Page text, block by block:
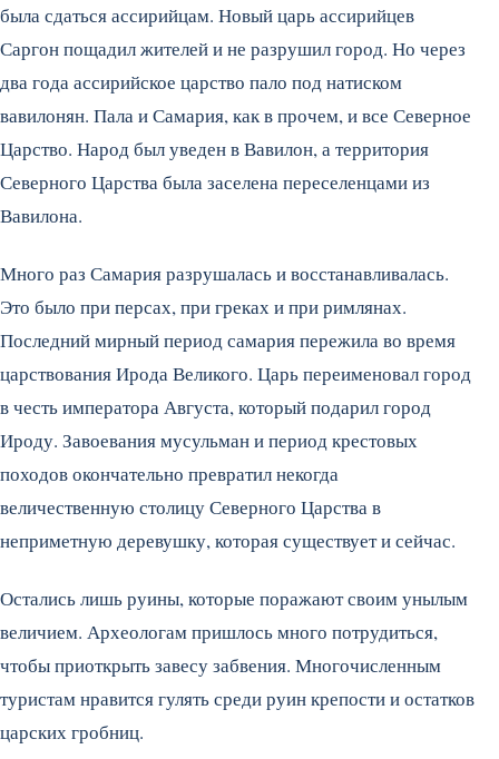
была сдаться ассирийцам. Новый царь ассирийцев
Саргон пощадил жителей и не разрушил город. Но через
два года ассирийское царство пало под натиском
вавилонян. Пала и Самария, как в прочем, и все Северное
Царство. Народ был уведен в Вавилон, а территория
Северного Царства была заселена переселенцами из
Вавилона.
Много раз Самария разрушалась и восстанавливалась.
Это было при персах, при греках и при римлянах.
Последний мирный период самария пережила во время
царствования Ирода Великого. Царь переименовал город
в честь императора Августа, который подарил город
Ироду. Завоевания мусульман и период крестовых
походов окончательно превратил некогда
величественную столицу Северного Царства в
неприметную деревушку, которая существует и сейчас.
Остались лишь руины, которые поражают своим унылым
величием. Археологам пришлось много потрудиться,
чтобы приоткрыть завесу забвения. Многочисленным
туристам нравится гулять среди руин крепости и остатков
царских гробниц.